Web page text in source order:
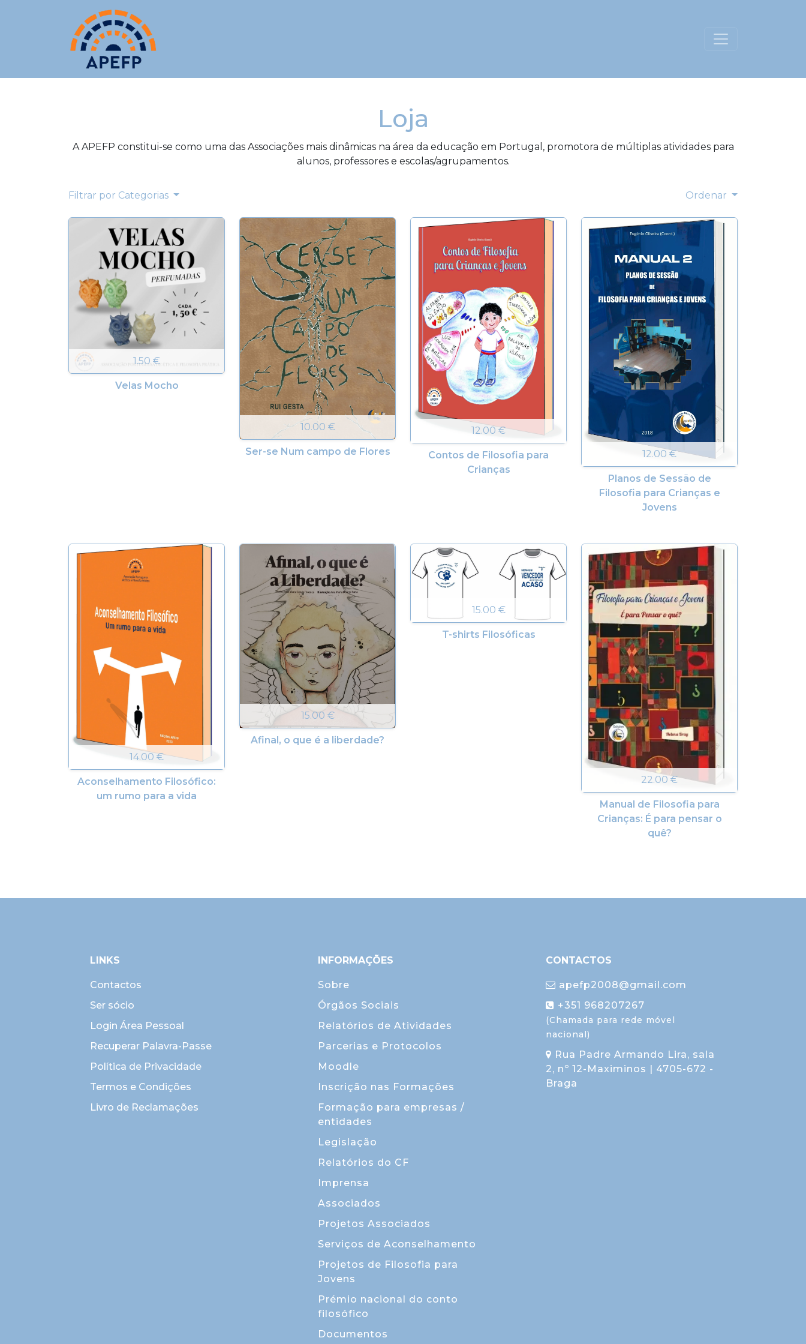
Loja
A APEFP constitui-se como uma das Associações mais dinâmicas na área da educação em Portugal, promotora de múltiplas atividades para
alunos, professores e escolas/agrupamentos.
Filtrar por Categorias Ordenar
1.50 €
Velas Mocho
10.00 €
Ser-se Num campo de Flores
12.00 €
Contos de Filosofia para
Crianças
12.00 €
Planos de Sessão de
Filosofia para Crianças e
Jovens
14.00 €
Aconselhamento Filosófico:
um rumo para a vida
15.00 €
Afinal, o que é a liberdade?
15.00 €
T-shirts Filosóficas
22.00 €
Manual de Filosofia para
Crianças: É para pensar o
quê?
LINKS
Contactos
Ser sócio
Login Área Pessoal
Recuperar Palavra-Passe
Política de Privacidade
Termos e Condições
Livro de Reclamações
INFORMAÇÕES
Sobre
Órgãos Sociais
Relatórios de Atividades
Parcerias e Protocolos
Moodle
Inscrição nas Formações
Formação para empresas /
entidades
Legislação
Relatórios do CF
Imprensa
Associados
Projetos Associados
Serviços de Aconselhamento
Projetos de Filosofia para
Jovens
Prémio nacional do conto
filosófico
Documentos
CONTACTOS
apefp2008@gmail.com
+351 968207267
(Chamada para rede móvel
nacional)
Rua Padre Armando Lira, sala
2, nº 12-Maximinos | 4705-672 -
Braga